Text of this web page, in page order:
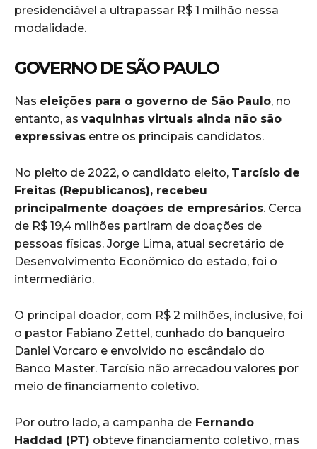
presidenciável a ultrapassar R$ 1 milhão nessa
modalidade.
GOVERNO DE SÃO PAULO
Nas eleições para o governo de São Paulo, no
entanto, as vaquinhas virtuais ainda não são
expressivas entre os principais candidatos.
No pleito de 2022, o candidato eleito, Tarcísio de
Freitas (Republicanos), recebeu
principalmente doações de empresários. Cerca
de R$ 19,4 milhões partiram de doações de
pessoas físicas. Jorge Lima, atual secretário de
Desenvolvimento Econômico do estado, foi o
intermediário.
O principal doador, com R$ 2 milhões, inclusive, foi
o pastor Fabiano Zettel, cunhado do banqueiro
Daniel Vorcaro e envolvido no escândalo do
Banco Master. Tarcísio não arrecadou valores por
meio de financiamento coletivo.
Por outro lado, a campanha de Fernando
Haddad (PT) obteve financiamento coletivo, mas